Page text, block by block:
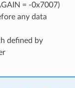
= -0x7007)
any data
defined by